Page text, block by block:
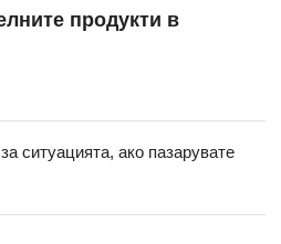
продукти в
ситуацията, ако пазарувате